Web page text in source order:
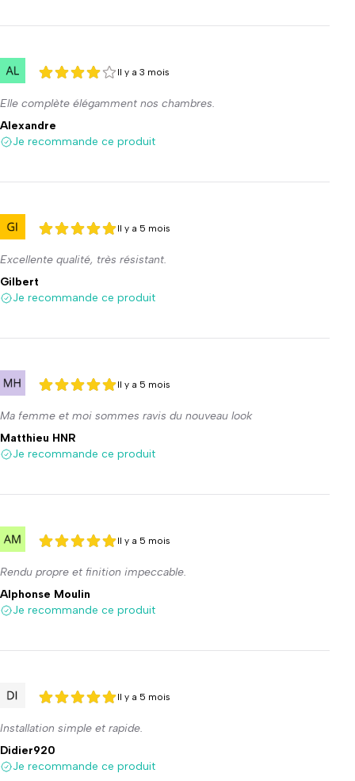
4 sur 5
4 sur 5
Il y a 3 mois
Elle complète élégamment nos chambres.
Alexandre
Je recommande ce produit
5 sur 5
5 sur 5
Il y a 5 mois
Excellente qualité, très résistant.
Gilbert
Je recommande ce produit
5 sur 5
5 sur 5
Il y a 5 mois
Ma femme et moi sommes ravis du nouveau look
Matthieu HNR
Je recommande ce produit
5 sur 5
5 sur 5
Il y a 5 mois
Rendu propre et finition impeccable.
Alphonse Moulin
Je recommande ce produit
5 sur 5
5 sur 5
Il y a 5 mois
Installation simple et rapide.
Didier920
Je recommande ce produit